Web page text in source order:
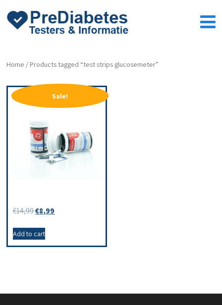
Home / Products tagged “test strips glucosemeter”
Sale!
€14,99€8,99
Add to cart